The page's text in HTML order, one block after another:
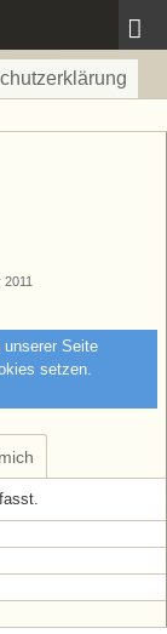
unserer Seite
setzen.